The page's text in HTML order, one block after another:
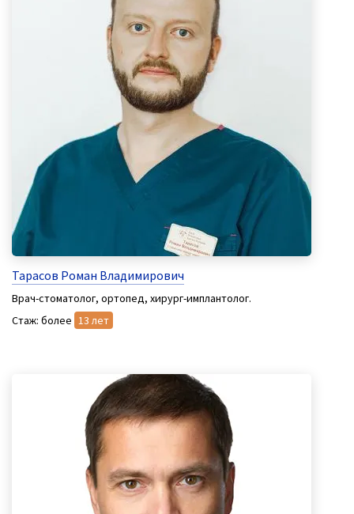
Тарасов Роман Владимирович
Врач-стоматолог, ортопед, хирург-имплантолог.
Стаж: более 13 лет